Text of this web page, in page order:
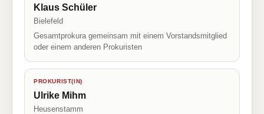
Klaus Schüler
Bielefeld
Gesamtprokura gemeinsam mit einem Vorstandsmitglied
oder einem anderen Prokuristen
PROKURIST(IN)
Ulrike Mihm
Heusenstamm